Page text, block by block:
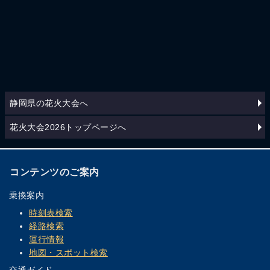
静岡県の花火大会へ
花火大会2026トップページへ
コンテンツのご案内
乗換案内
時刻表検索
経路検索
運行情報
地図・スポット検索